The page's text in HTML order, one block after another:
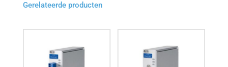
Gerelateerde producten